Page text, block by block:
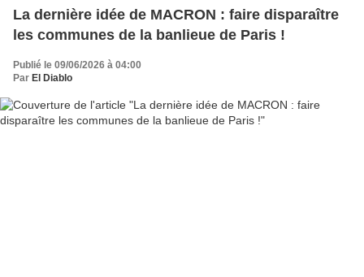
La dernière idée de MACRON : faire disparaître
les communes de la banlieue de Paris !
Publié le 09/06/2026 à 04:00
Par El Diablo